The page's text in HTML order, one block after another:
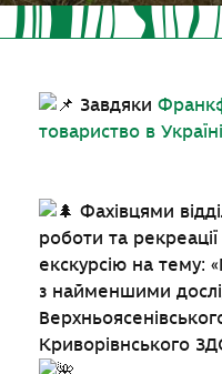
Завдяки
товариство в
Фахівцями
роботи та
екскурсію на тему:
з найменшими
Криворівнського